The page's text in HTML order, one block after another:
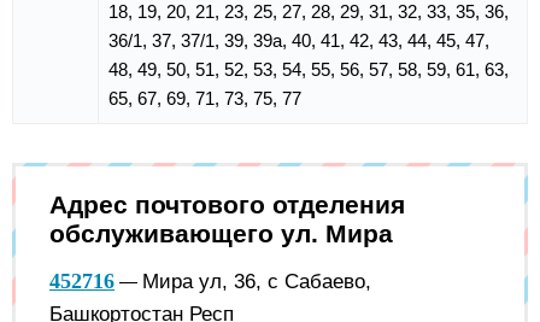
18, 19, 20, 21, 23, 25, 27, 28, 29, 31, 32, 33, 35, 36,
36/1, 37, 37/1, 39, 39а, 40, 41, 42, 43, 44, 45, 47,
48, 49, 50, 51, 52, 53, 54, 55, 56, 57, 58, 59, 61, 63,
65, 67, 69, 71, 73, 75, 77
Адрес почтового отделения
обслуживающего ул. Мира
452716 — Мира ул, 36, с Сабаево,
Башкортостан Респ